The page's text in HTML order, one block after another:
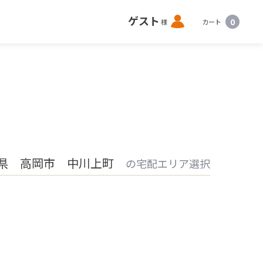
ゲスト 様 ロ
グ
カート 0
高岡市 中川上町 の宅配エリア選択